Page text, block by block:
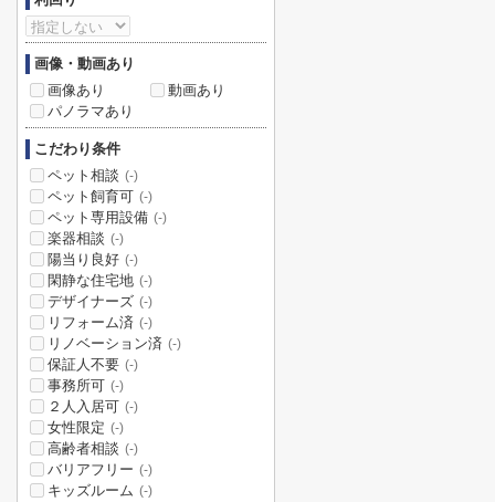
画像・動画あり
画像あり
動画あり
パノラマあり
こだわり条件
ペット相談 (-)
ペット飼育可 (-)
ペット専用設備 (-)
楽器相談 (-)
陽当り良好 (-)
閑静な住宅地 (-)
デザイナーズ (-)
リフォーム済 (-)
リノベーション済 (-)
保証人不要 (-)
事務所可 (-)
２人入居可 (-)
女性限定 (-)
高齢者相談 (-)
バリアフリー (-)
キッズルーム (-)